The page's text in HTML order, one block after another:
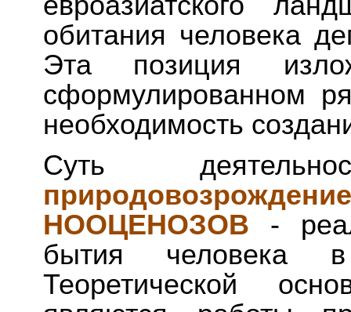
обитания человека
Эта позиция
сформулированном
необходимость
Суть
природовозрождение
НООЦЕНОЗОВ -
бытия человека
Теоретической